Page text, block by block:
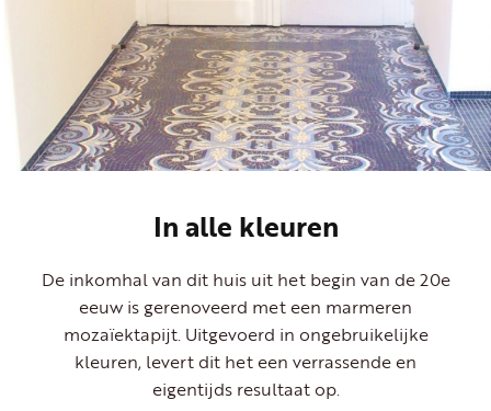
In alle kleuren
De inkomhal van dit huis uit het begin van de 20e
eeuw is gerenoveerd met een marmeren
mozaïektapijt. Uitgevoerd in ongebruikelijke
kleuren, levert dit het een verrassende en
eigentijds resultaat op.